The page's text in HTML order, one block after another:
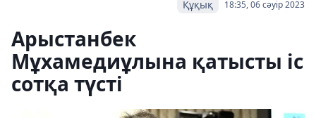
18:35, 06 сәуір 2023
Құқық
Арыстанбек
Мұхамедиұлына қатысты іс
сотқа түсті